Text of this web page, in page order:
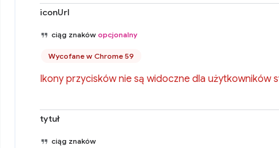
iconUrl
ciąg znaków opcjonalny
Wycofane w Chrome 59
Ikony przycisków nie są widoczne dla użytkowników
tytuł
ciąg znaków